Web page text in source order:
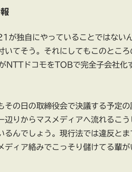
が独自にやっていることではない
いてそう。それにしてもこのとこ
NTTドコモをTOBで完全子会社化
その日の取締役会で決議する予定
辺りからマスメディアへ流れるこ
るんでしょう。現行法では違反と
ディア絡みでこっそり儲けてる輩が